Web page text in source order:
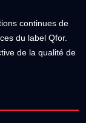
continues de
du label Qfor.
de la qualité de